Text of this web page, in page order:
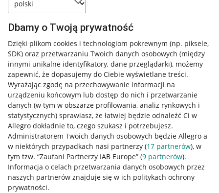
Dbamy o Twoją prywatność
Dzięki plikom cookies i technologiom pokrewnym (np. piksele,
SDK) oraz przetwarzaniu Twoich danych osobowych (między
innymi unikalne identyfikatory, dane przeglądarki), możemy
zapewnić, że dopasujemy do Ciebie wyświetlane treści.
Wyrażając zgodę na przechowywanie informacji na
urządzeniu końcowym lub dostęp do nich i przetwarzanie
danych (w tym w obszarze profilowania, analiz rynkowych i
statystycznych) sprawiasz, że łatwiej będzie odnaleźć Ci w
Allegro dokładnie to, czego szukasz i potrzebujesz.
Administratorem Twoich danych osobowych będzie Allegro a
w niektórych przypadkach nasi partnerzy (17 partnerów), w
tym tzw. “Zaufani Partnerzy IAB Europe” (9 partnerów).
Informacja o celach przetwarzania danych osobowych przez
naszych partnerów znajduje się w ich politykach ochrony
prywatności.
Przydatne informacje
Jak to działa
Napisz do nas
Allegro Gadane dla sprzedających
Allegro Gadane dla kupujących
Mapa miejscowości
Informacje prawne